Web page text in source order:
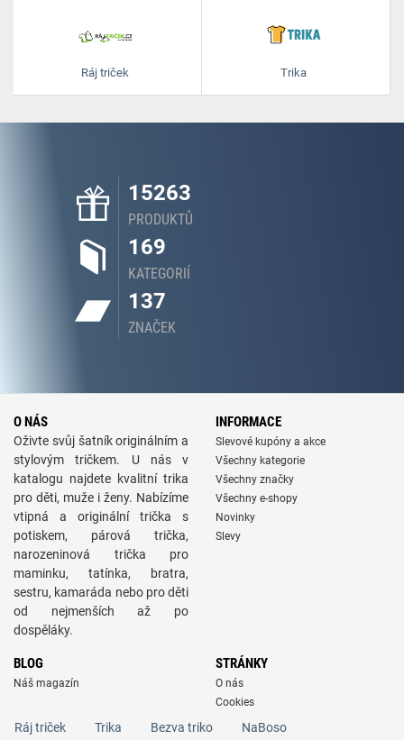
Ráj triček Trika
15263
PRODUKTŮ
169
KATEGORIÍ
137
ZNAČEK
O NÁS
Oživte svůj šatník originálním a
stylovým tričkem. U nás v
katalogu najdete kvalitní trika
pro děti, muže i ženy. Nabízíme
vtipná a originální trička s
potiskem, párová trička,
narozeninová trička pro
maminku, tatínka, bratra,
sestru, kamaráda nebo pro děti
od nejmenších až po
dospěláky.
INFORMACE
Slevové kupóny a akce
Všechny kategorie
Všechny značky
Všechny e-shopy
Novinky
Slevy
BLOG
Náš magazín
STRÁNKY
O nás
Cookies
Ráj triček Trika Bezva triko NaBoso